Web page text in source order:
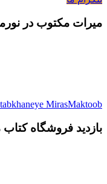
میرات مکتوب در
MirasMaktoob
بازدید فروشگاه